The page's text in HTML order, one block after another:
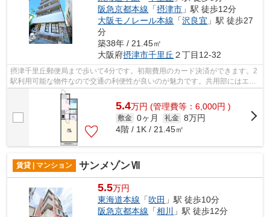
阪急京都本線 「摂津市 」駅 徒歩12分
大阪モノレール本線 「沢良宜 」駅 徒歩27
分
築38年 / 21.45㎡
大阪府摂津市千里丘 ２丁目12-32
摂津千里丘郵便局まで歩いて4分です。初期費用のカード決済ができます。2
駅利用可能な物件なので交通の利便性が良いのが魅力です。共用部にはエレ
ベータ・敷地内ごみ置き場などが備わ...
5.4万円 (管理費等：6,000円 )
敷金 0ヶ月 礼金 8万円
4階 / 1K / 21.45㎡
賃貸 | マンション サンメゾンⅦ
5.5万円
東海道本線 「吹田 」駅 徒歩10分
阪急京都本線 「相川
」駅 徒歩12分